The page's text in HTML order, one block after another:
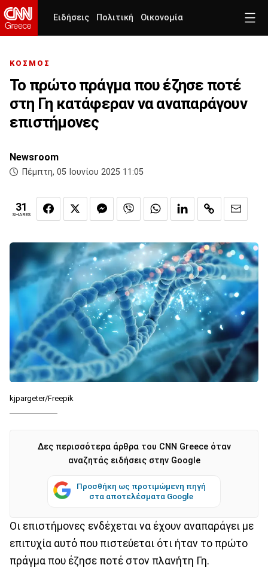
Ειδήσεις Πολιτική Οικονομία
ΚΟΣΜΟΣ
Το πρώτο πράγμα που έζησε ποτέ
στη Γη κατάφεραν να αναπαράγουν
επιστήμονες
Newsroom
Πέμπτη, 05 Ιουνίου 2025 11:05
31
SHARES
kjpargeter/Freepik
Δες περισσότερα άρθρα του CNN Greece όταν
αναζητάς ειδήσεις στην Google
Προσθήκη ως προτιμώμενη πηγή
στα αποτελέσματα Google
Οι επιστήμονες ενδέχεται να έχουν αναπαράγει με
επιτυχία αυτό που πιστεύεται ότι ήταν το πρώτο
πράγμα που έζησε ποτέ στον πλανήτη Γη.